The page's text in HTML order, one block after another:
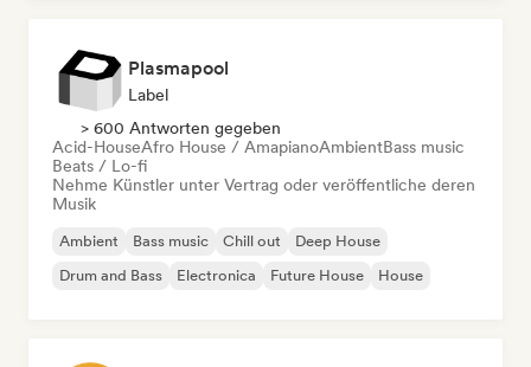
Plasmapool
Label
> 600 Antworten gegeben
Acid-HouseAfro House / AmapianoAmbientBass music
Beats / Lo-fi
Nehme Künstler unter Vertrag oder veröffentliche deren
Musik
Ambient Bass music Chill out
Deep House
Drum and Bass
Electronica Future House House